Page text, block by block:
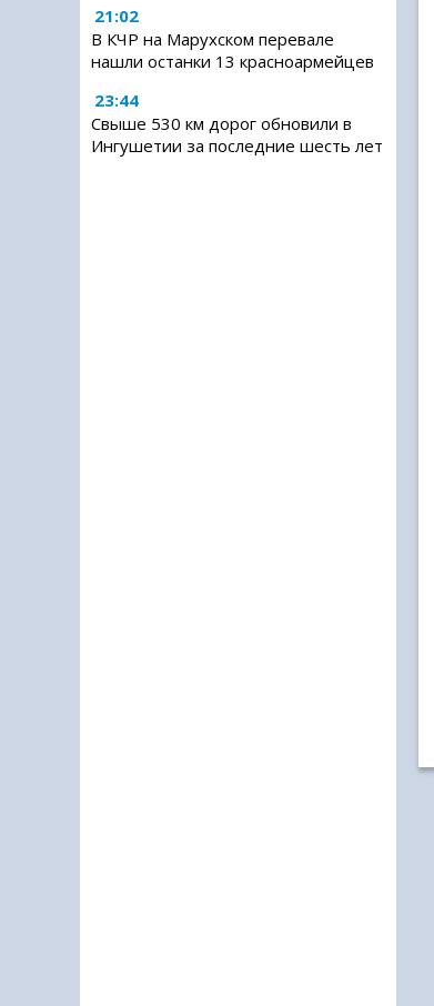
21:02
В КЧР на Марухском перевале
нашли останки 13 красноармейцев
23:44
Свыше 530 км дорог обновили в
Ингушетии за последние шесть лет